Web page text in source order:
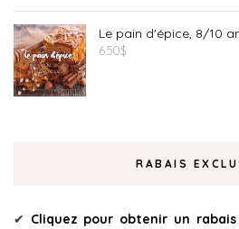
Le pain d'épice, 8/10
6.50$
RABAIS
✔ Cliquez pour obtenir un